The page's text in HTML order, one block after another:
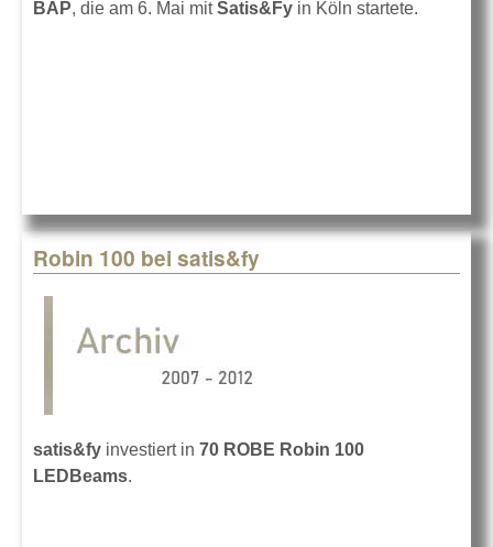
BAP, die am 6. Mai mitSatis&Fy in Köln startete.
Robin 100 bei satis&fy
satis&fy investiert in 70 ROBE Robin 100
LEDBeams.